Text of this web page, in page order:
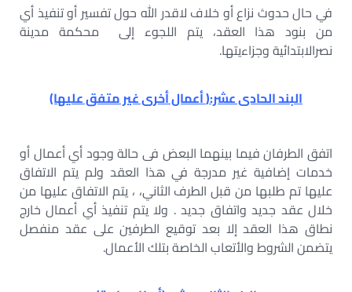
في حال حدوث نزاع أو خلاف لاقدر الله حول تفسير أو تنفيذ أي
من بنود هذا العقد، يتم اللجوء إلى محكمة مدينة
نصرالابتدائية وجزاءيتها.
البند الحادى عشر:(أعمال أخرى غير متفق عليها)
اتفق الطرفان فيما بينهما البعض فى حالة وجود أي أعمال أو
خدمات إضافية غير مدرجة في هذا العقد ولم يتم الاتفاق
عليها تم طلبها من قبل الطرف الثاني، ، يتم الاتفاق عليها من
خلال عقد جديد واتفاق جديد . ولا يتم تنفيذ أي أعمال خارج
نطاق هذا العقد إلا بعد توقيع الطرفين على عقد منفصل
يتضمن الشروط والأتعاب الخاصة بتلك الأعمال.